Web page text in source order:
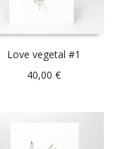
Love vegetal #1
40,00€